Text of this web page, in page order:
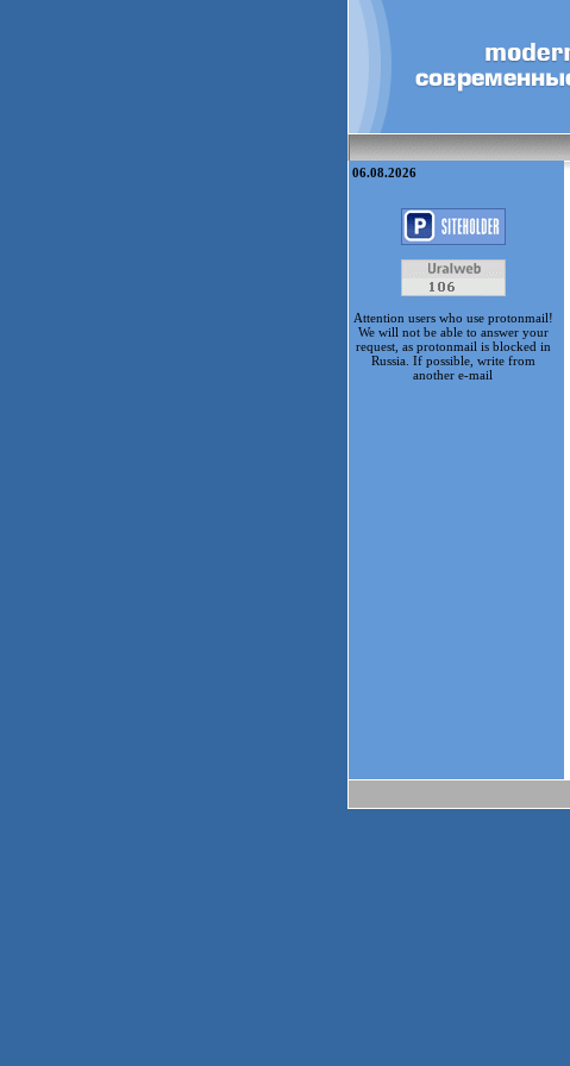
06.08.2026
Attention users who use protonmail!
We will not be able to answer your
request, as protonmail is blocked in
Russia. If possible, write from
another e-mail